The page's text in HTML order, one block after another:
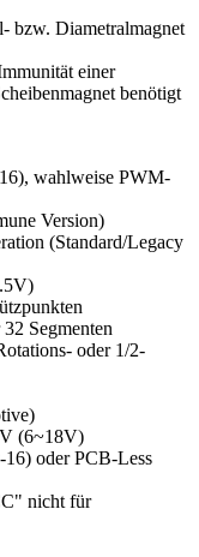
bzw. Diametralmagnet
einer
benötigt
wahlweise PWM-
Version)
(Standard/Legacy
Segmenten
oder 1/2-
(6~18V)
oder PCB-Less
nicht für